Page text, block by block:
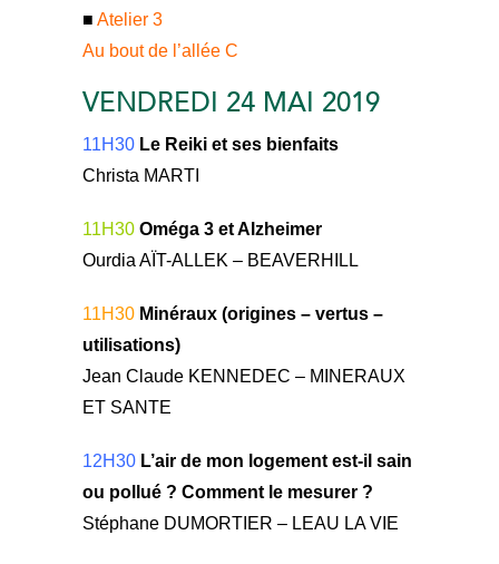
■ Atelier 3
Au bout de l’allée C
VENDREDI 24 MAI 2019
11H30 Le Reiki et ses bienfaits
Christa MARTI
11H30 Oméga 3 et Alzheimer
Ourdia AÏT-ALLEK – BEAVERHILL
11H30 Minéraux (origines – vertus –
utilisations)
Jean Claude KENNEDEC – MINERAUX
ET SANTE
12H30 L’air de mon logement est-il sain
ou pollué ? Comment le mesurer ?
Stéphane DUMORTIER – LEAU LA VIE